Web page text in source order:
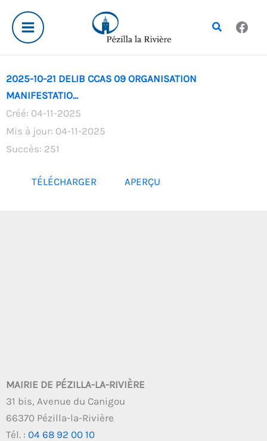
contenu
Rechercher
2025-10-21 DELIB CCAS 09 ORGANISATION
MANIFESTATIO...
Créé: 04-11-2025
Mis à jour: 04-11-2025
Succès: 251
TÉLÉCHARGER APERÇU
MAIRIE DE PÉZILLA-LA-RIVIÈRE
31 bis, Avenue du Canigou
66370 Pézilla-la-Rivière
Tél. : 04 68 92 00 10